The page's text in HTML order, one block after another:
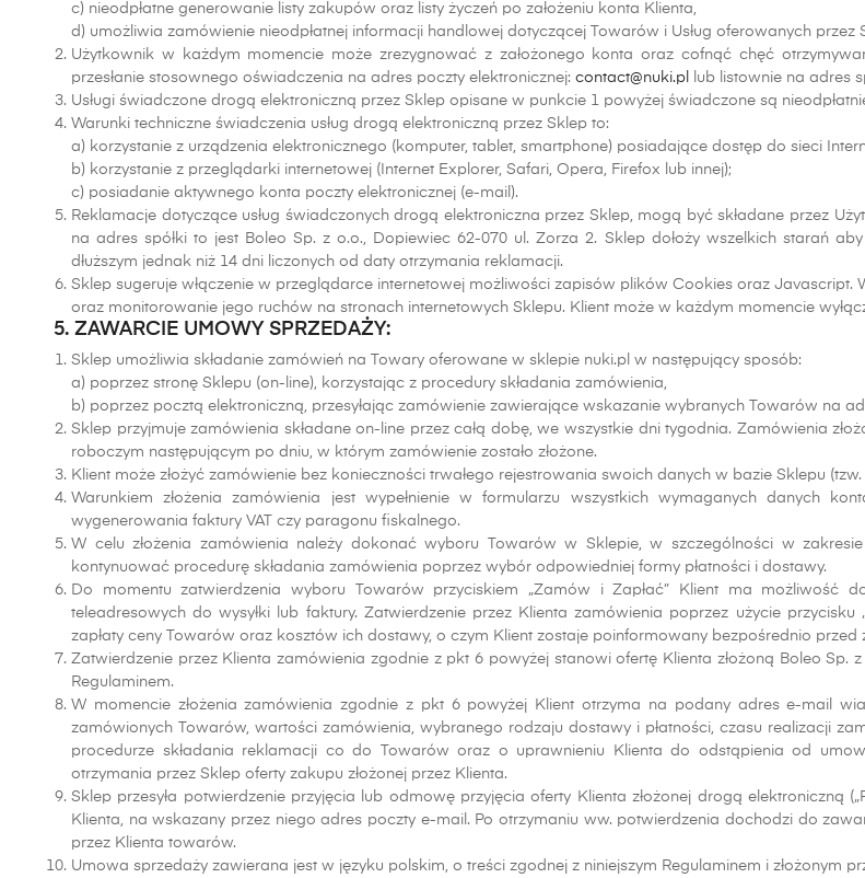
c) nieodpłatne generowanie listy zakupów oraz listy życzeń po założeniu konta Klienta,
d) umożliwia zamówienie nieodpłatnej informacji handlowej dotyczącej Towarów i Usług oferowanych przez
Użytkownik w każdym momencie może zrezygnować z założonego konta oraz cofnąć chęć
przesłanie stosownego oświadczenia na adres poczty elektronicznej: contact@nuki.pl
lub listownie na adres
Usługi świadczone drogą elektroniczną przez Sklep opisane w punkcie 1 powyżej świadczone są
Warunki techniczne świadczenia usług drogą elektroniczną przez Sklep to:
a) korzystanie z urządzenia elektronicznego (komputer, tablet, smartphone) posiadające dostęp do sieci
b) korzystanie z przeglądarki internetowej (Internet Explorer, Safari, Opera, Firefox lub innej);
c) posiadanie aktywnego konta poczty elektronicznej (e-mail).
Reklamacje dotyczące usług świadczonych drogą elektroniczna przez Sklep, mogą być składane przez
na adres spółki to jest Boleo Sp. z o.o., Dopiewiec 62-070 ul. Zorza 2. Sklep dołoży wszelkich starań
dłuższym jednak niż 14 dni liczonych od daty otrzymania reklamacji.
Sklep sugeruje włączenie w przeglądarce internetowej możliwości zapisów plików Cookies oraz Javascript.
oraz monitorowanie jego ruchów na stronach internetowych Sklepu. Klient może w każdym momencie
5. ZAWARCIE UMOWY SPRZEDAŻY:
Sklep umożliwia składanie zamówień na Towary oferowane w sklepie nuki.pl w następujący sposób:
a) poprzez stronę Sklepu (on-line), korzystając z procedury składania zamówienia,
b) poprzez pocztą elektroniczną, przesyłając zamówienie zawierające wskazanie wybranych Towarów na
Sklep przyjmuje zamówienia składane on-line przez całą dobę, we wszystkie dni tygodnia. Zamówienia
roboczym następującym po dniu, w którym zamówienie zostało złożone.
Klient może złożyć zamówienie bez konieczności trwałego rejestrowania swoich danych w bazie Sklepu
Warunkiem złożenia zamówienia jest wypełnienie w formularzu wszystkich wymaganych danych
wygenerowania faktury VAT czy paragonu fiskalnego.
W celu złożenia zamówienia należy dokonać wyboru Towarów w Sklepie, w szczególności w
kontynuować procedurę składania zamówienia poprzez wybór odpowiedniej formy płatności i dostawy.
Do momentu zatwierdzenia wyboru Towarów przyciskiem „Zamów i Zapłać” Klient ma
teleadresowych do wysyłki lub faktury. Zatwierdzenie przez Klienta zamówienia poprzez użycie
zapłaty ceny Towarów oraz kosztów ich dostawy, o czym Klient zostaje poinformowany bezpośrednio przed
Zatwierdzenie przez Klienta zamówienia zgodnie z pkt 6 powyżej stanowi ofertę Klienta złożoną Boleo
Regulaminem.
W momencie złożenia zamówienia zgodnie z pkt 6 powyżej Klient otrzyma na podany adres e-mail
zamówionych Towarów, wartości zamówienia, wybranego rodzaju dostawy i płatności, czasu realizacji
procedurze składania reklamacji co do Towarów oraz o uprawnieniu Klienta do odstąpienia od
otrzymania przez Sklep oferty zakupu złożonej przez Klienta.
Sklep przesyła potwierdzenie przyjęcia lub odmowę przyjęcia oferty Klienta złożonej drogą elektroniczną
Klienta, na wskazany przez niego adres poczty e-mail. Po otrzymaniu ww. potwierdzenia dochodzi do
przez Klienta towarów.
Umowa sprzedaży zawierana jest w języku polskim, o treści zgodnej z niniejszym Regulaminem i złożonym